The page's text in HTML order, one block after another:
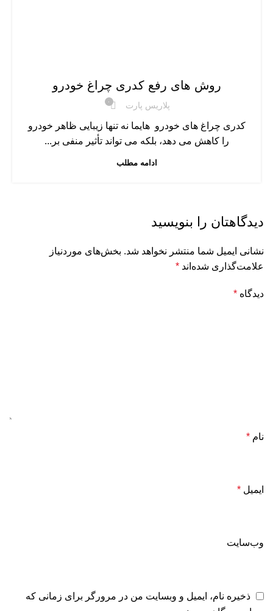
روش‌ های رفع کدری چراغ خودرو
پلاریس پارت ۰
کدری چراغ‌ های خودرو هایما نه‌ تنها زیبایی ظاهر خودرو
را کاهش می‌ دهد، بلکه می‌ تواند تأثیر منفی بر...
ادامه مطلب
دیدگاهتان را بنویسید
نشانی ایمیل شما منتشر نخواهد شد. بخش‌های موردنیاز
علامت‌گذاری شده‌اند *
دیدگاه *
نام *
ایمیل *
وب‌سایت
ذخیره نام، ایمیل و وبسایت من در مرورگر برای زمانی که